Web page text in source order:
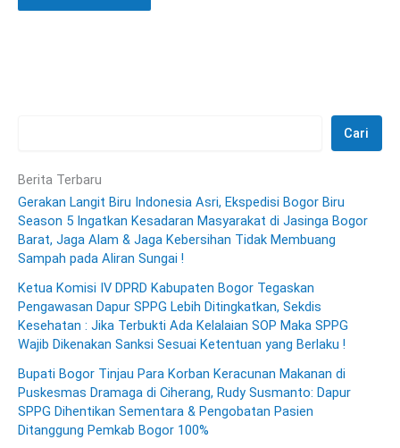
Cari
Berita Terbaru
Gerakan Langit Biru Indonesia Asri, Ekspedisi Bogor Biru
Season 5 Ingatkan Kesadaran Masyarakat di Jasinga Bogor
Barat, Jaga Alam & Jaga Kebersihan Tidak Membuang
Sampah pada Aliran Sungai !
Ketua Komisi IV DPRD Kabupaten Bogor Tegaskan
Pengawasan Dapur SPPG Lebih Ditingkatkan, Sekdis
Kesehatan : Jika Terbukti Ada Kelalaian SOP Maka SPPG
Wajib Dikenakan Sanksi Sesuai Ketentuan yang Berlaku !
Bupati Bogor Tinjau Para Korban Keracunan Makanan di
Puskesmas Dramaga di Ciherang, Rudy Susmanto: Dapur
SPPG Dihentikan Sementara & Pengobatan Pasien
Ditanggung Pemkab Bogor 100%